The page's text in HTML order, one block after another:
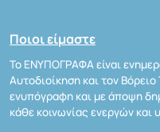
Ποιοι είμαστε
Το ΕΝΥΠΟΓΡΑΦΑ είναι
Αυτοδιοίκηση και τον
ενυπόγραφη και με άποψη
κάθε κοινωνίας ενεργών